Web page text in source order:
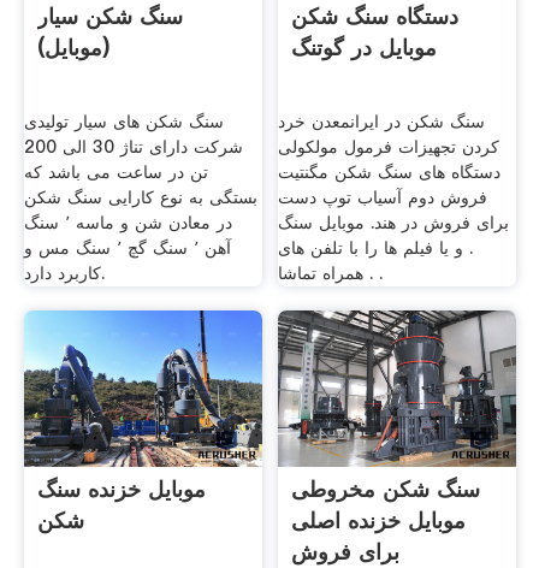
سنگ شکن سیار
(موبایل)
سنگ شکن های سیار تولیدی
شرکت دارای تناژ 30 الی 200
تن در ساعت می باشد که
بستگی به نوع کارایی سنگ شکن
در معادن شن و ماسه ٬ سنگ
آهن ٬ سنگ گچ ٬ سنگ مس و
کاربرد دارد.
دستگاه سنگ شکن
موبایل در گوتنگ
سنگ شکن در ایرانمعدن خرد
کردن تجهیزات فرمول مولکولی
دستگاه های سنگ شکن مگنتیت
فروش دوم آسیاب توپ دست
برای فروش در هند. موبایل سنگ
. و یا فیلم ها را با تلفن های
همراه تماشا . .
موبایل خزنده سنگ
شکن
سنگ شکن مخروطی
موبایل خزنده اصلی
برای فروش